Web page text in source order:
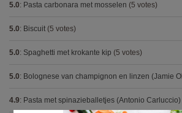
5.0: Pasta carbonara met mosselen (5 votes)
5.0: Biscuit (5 votes)
5.0: Spaghetti met krokante kip (5 votes)
5.0: Bolognese van champignon en linzen (Jamie
4.9: Pasta met spinazieballetjes (Antonio Carluccio)